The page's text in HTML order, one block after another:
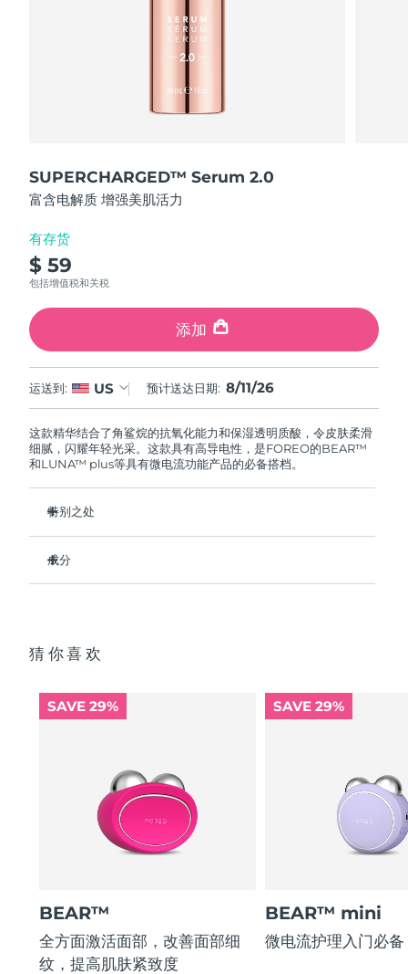
SUPERCHARGED™ Serum 2.0
富含电解质 增强美肌活力
有存货
$ 59
包括增值税和关税
添加
运送到: US 预计送达日期: 8/11/26
这款精华结合了角鲨烷的抗氧化能力和保湿透明质酸，令皮肤柔滑
细腻，闪耀年轻光采。这款具有高导电性，是FOREO的BEAR™
和LUNA™ plus等具有微电流功能产品的必备搭档。
特别之处
临床证明可在2小时内使皮肤含水量增加46%。
成分
Caprylyl Glycol, Carbomer, Tromethamine, Hydrogenated
Sodium Hyaluronate Crosspolymer, Hydrolyzed
Glycosaminoglycans, Potassium Phosphate, Sodium
猜你喜欢
SAVE 29%
BEAR™
全方面激活面部，改善面部细
纹，提高肌肤紧致度
SAVE 29%
BEAR™ mini
微电流护理入门必备